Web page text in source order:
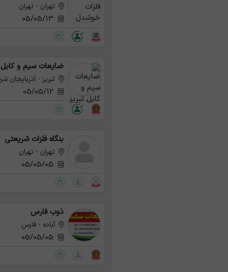
تهران - تهران
ضایعات سیم و کابل
تبریز - آذربایجان
بنگاه فلزات شریعتی
تهران - تهران
ذوب فارس
آباده - فارس